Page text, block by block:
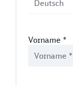
Vorname *